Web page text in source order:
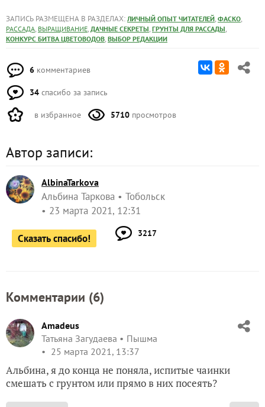
ЗАПИСЬ РАЗМЕЩЕНА В РАЗДЕЛАХ: ЛИЧНЫЙ ОПЫТ ЧИТАТЕЛЕЙ, ФАСКО,
РАССАДА, ВЫРАЩИВАНИЕ, ДАЧНЫЕ СЕКРЕТЫ, ГРУНТЫ ДЛЯ РАССАДЫ,
КОНКУРС БИТВА ЦВЕТОВОДОВ, ВЫБОР РЕДАКЦИИ
6 комментариев
34 спасибо за запись
в избранное 5710 просмотров
Автор записи:
AlbinaTarkova
Альбина Таркова
Тобольск
23 марта 2021, 12:31
Сказать спасибо! 3217
Комментарии (6)
Amadeus
Татьяна Загудаева
Пышма
25 марта 2021, 13:37
Альбина, я до конца не поняла, испитые чаинки
смешать с грунтом или прямо в них посеять?